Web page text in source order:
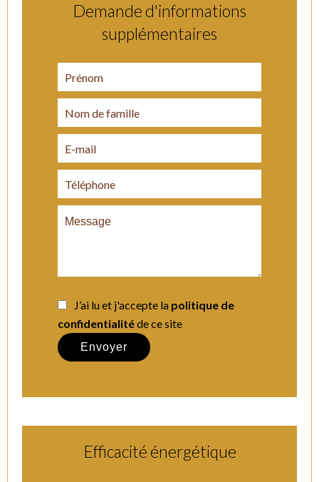
Demande d'informations
supplémentaires
J’ai lu et j'accepte la politique de
confidentialitéde ce site
Envoyer
Efficacité énergétique